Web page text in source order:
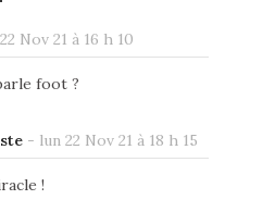
Nov 21 à 16 h 10
foot ?
- lun 22 Nov 21 à 18 h 15
!